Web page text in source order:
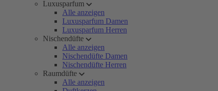
Luxusparfum
Alle anzeigen
Luxusparfum Damen
Luxusparfum Herren
Nischendüfte
Alle anzeigen
Nischendüfte Damen
Nischendüfte Herren
Raumdüfte
Alle anzeigen